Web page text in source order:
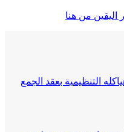
من هنا
التنظيمية بعقد الجمع